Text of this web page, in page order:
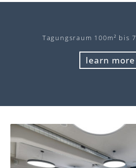
Tagungsraum 100m² bis
learn more